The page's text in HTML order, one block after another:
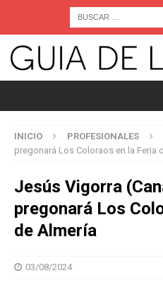
INICIO PROFESIONALES
pregonará Los Coloraos en la Feria
Jesús Vigorra
pregonará Los
de Almería
03/08/2024